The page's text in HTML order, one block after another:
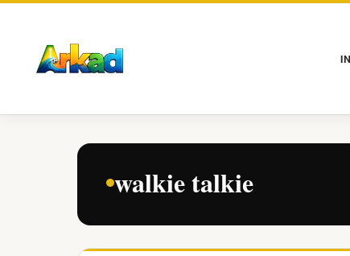
Pular
conteúdo
walkie talkie